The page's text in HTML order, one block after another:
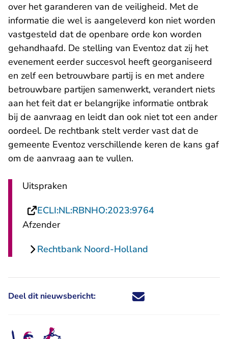
over het garanderen van de veiligheid. Met de
informatie die wel is aangeleverd kon niet worden
vastgesteld dat de openbare orde kon worden
gehandhaafd. De stelling van Eventoz dat zij het
evenement eerder succesvol heeft georganiseerd
en zelf een betrouwbare partij is en met andere
betrouwbare partijen samenwerkt, verandert niets
aan het feit dat er belangrijke informatie ontbrak
bij de aanvraag en leidt dan ook niet tot een ander
oordeel. De rechtbank stelt verder vast dat de
gemeente Eventoz verschillende keren de kans gaf
om de aanvraag aan te vullen.
Uitspraken
ECLI:NL:RBNHO:2023:9764- U verlaat
Afzender
Rechtbank Noord-Holland
Deel dit nieuwsbericht: Deel dit nieuwsbericht via X -
Deel dit nieuwsbericht via
Deel dit nieuwsbericht
Deel dit